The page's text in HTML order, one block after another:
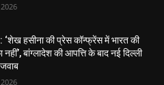
‘शेख हसीना की प्रेस कॉन्फ्रेंस में भारत की
नहीं’, बांग्लादेश की आपत्ति के बाद नई दिल्ली